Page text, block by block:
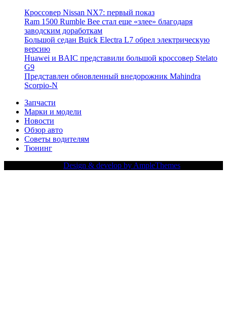
Кроссовер Nissan NX7: первый показ
Ram 1500 Rumble Bee стал еще «злее» благодаря
заводским доработкам
Большой седан Buick Electra L7 обрел электрическую
версию
Huawei и BAIC представили большой кроссовер Stelato
G9
Представлен обновленный внедорожник Mahindra
Scorpio-N
Запчасти
Марки и модели
Новости
Обзор авто
Советы водителям
Тюнинг
Design & develop by AmpleThemes